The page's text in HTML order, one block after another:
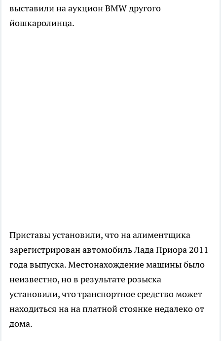
выставили на аукцион BMW другого
йошкаролинца.
Приставы установили, что на алиментщика
зарегистрирован автомобиль Лада Приора 2011
года выпуска. Местонахождение машины было
неизвестно, но в результате розыска
установили, что транспортное средство может
находиться на на платной стоянке недалеко от
дома.